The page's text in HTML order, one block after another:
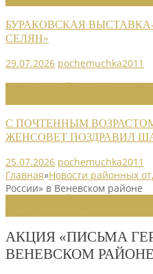
БУРАКОВСКАЯ
СЕЛЯН»
29.07.2026 pochemuchka2011
С ПОЧТЕННЫМ
ЖЕНСОВЕТ ПОЗДРАВИЛ
25.07.2026 pochemuchka2011
Главная»Новости районных
России» в Веневском районе
АКЦИЯ «ПИСЬМА
ВЕНЕВСКОМ РАЙОНЕ